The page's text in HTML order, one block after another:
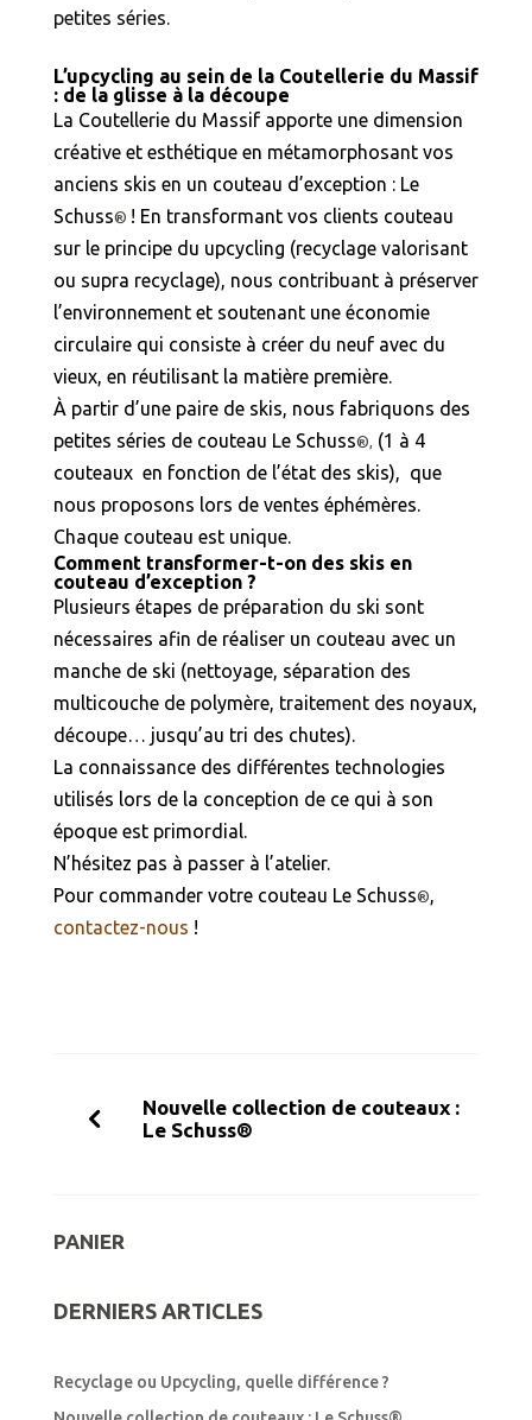
petites séries.
L’upcycling au sein de la Coutellerie du Massif
: de la glisse à la découpe
La Coutellerie du Massif apporte une dimension
créative et esthétique en métamorphosant vos
anciens skis en un couteau d’exception : Le
Schuss® ! En transformant vos clients couteau
sur le principe du upcycling (recyclage valorisant
ou supra recyclage), nous contribuant à préserver
l’environnement et soutenant une économie
circulaire qui consiste à créer du neuf avec du
vieux, en réutilisant la matière première.
À partir d’une paire de skis, nous fabriquons des
petites séries de couteau Le Schuss®, (1 à 4
couteaux en fonction de l’état des skis), que
nous proposons lors de ventes éphémères.
Chaque couteau est unique.
Comment transformer-t-on des skis en
couteau d’exception ?
Plusieurs étapes de préparation du ski sont
nécessaires afin de réaliser un couteau avec un
manche de ski (nettoyage, séparation des
multicouche de polymère, traitement des noyaux,
découpe… jusqu’au tri des chutes).
La connaissance des différentes technologies
utilisés lors de la conception de ce qui à son
époque est primordial.
N’hésitez pas à passer à l’atelier.
Pour commander votre couteau Le Schuss®,
contactez-nous !
Nouvelle collection de couteaux :
Le Schuss®
PANIER
DERNIERS ARTICLES
Recyclage ou Upcycling, quelle différence ?